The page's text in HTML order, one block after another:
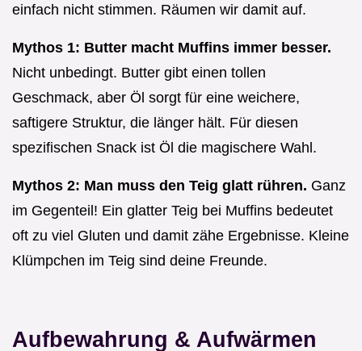
einfach nicht stimmen. Räumen wir damit auf.
Mythos 1: Butter macht Muffins immer besser.
Nicht unbedingt. Butter gibt einen tollen
Geschmack, aber Öl sorgt für eine weichere,
saftigere Struktur, die länger hält. Für diesen
spezifischen Snack ist Öl die magischere Wahl.
Mythos 2: Man muss den Teig glatt rühren. Ganz
im Gegenteil! Ein glatter Teig bei Muffins bedeutet
oft zu viel Gluten und damit zähe Ergebnisse. Kleine
Klümpchen im Teig sind deine Freunde.
Aufbewahrung & Aufwärmen